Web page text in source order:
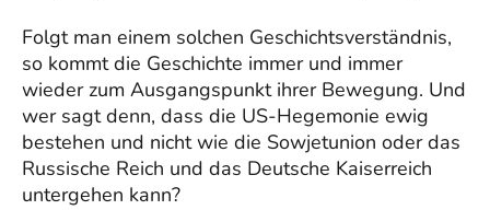
Folgt man einem solchen Geschichtsverständnis,
so kommt die Geschichte immer und immer
wieder zum Ausgangspunkt ihrer Bewegung. Und
wer sagt denn, dass die US-Hegemonie ewig
bestehen und nicht wie die Sowjetunion oder das
Russische Reich und das Deutsche Kaiserreich
untergehen kann?